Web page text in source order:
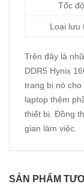
Tốc độ
Loại lưu
Trên đây là
DDR5 Hynix
trang bị nó
laptop thêm
thiết bị. Đồng
gian làm việc.
SẢN PHẨM